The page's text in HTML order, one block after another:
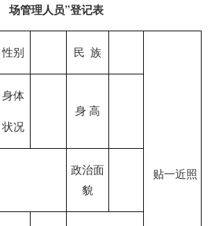
场管理人员”登记表
性别 民 族
贴一近照
身体
状况
身 高
政治面
貌